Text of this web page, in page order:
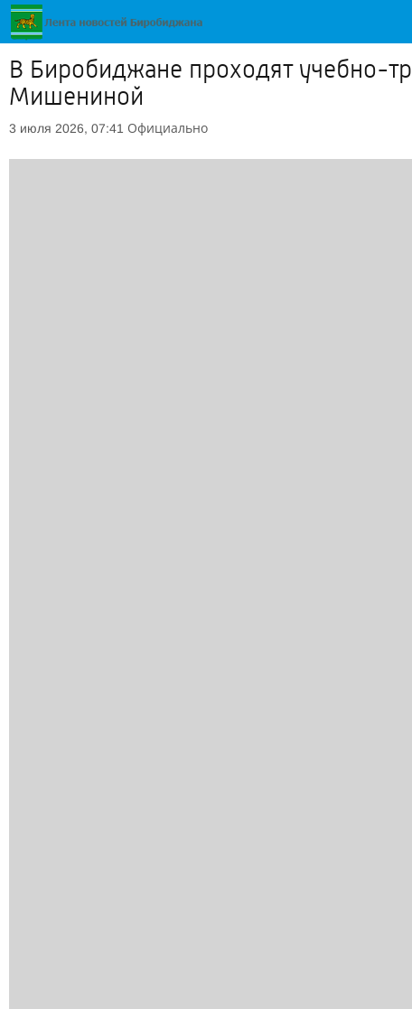
В Биробиджане проходят учебно-
Мишениной
3 июля 2026, 07:41 Официально